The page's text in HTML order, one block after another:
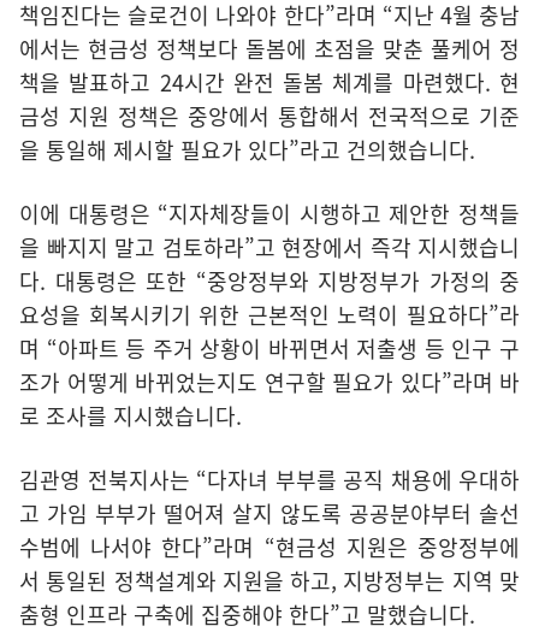
책임진다는 슬로건이 나와야 한다”라며 “지난 4월 충남
에서는 현금성 정책보다 돌봄에 초점을 맞춘 풀케어 정
책을 발표하고 24시간 완전 돌봄 체계를 마련했다. 현
금성 지원 정책은 중앙에서 통합해서 전국적으로 기준
을 통일해 제시할 필요가 있다”라고 건의했습니다.
이에 대통령은 “지자체장들이 시행하고 제안한 정책들
을 빠지지 말고 검토하라”고 현장에서 즉각 지시했습니
다. 대통령은 또한 “중앙정부와 지방정부가 가정의 중
요성을 회복시키기 위한 근본적인 노력이 필요하다”라
며 “아파트 등 주거 상황이 바뀌면서 저출생 등 인구 구
조가 어떻게 바뀌었는지도 연구할 필요가 있다”라며 바
로 조사를 지시했습니다.
김관영 전북지사는 “다자녀 부부를 공직 채용에 우대하
고 가임 부부가 떨어져 살지 않도록 공공분야부터 솔선
수범에 나서야 한다”라며 “현금성 지원은 중앙정부에
서 통일된 정책설계와 지원을 하고, 지방정부는 지역 맞
춤형 인프라 구축에 집중해야 한다”고 말했습니다.